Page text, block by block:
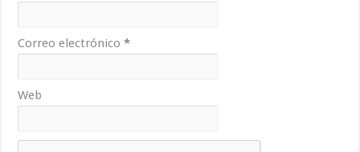
Correo electrónico*
Web